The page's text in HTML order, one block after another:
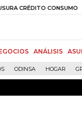
CONSUMO
ANÁLISIS
ODINSA HOGAR